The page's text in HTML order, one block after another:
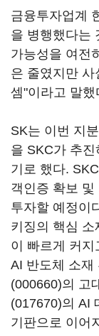
금융투자업계
을 병행했다는
가능성을 여전
은 줄였지만
셈"이라고 말했
SK는 이번 지
을 SKC가 추
기로 했다.
객인증 확보
투자할 예정이
키징의 핵심
이 빠르게 커지
AI 반도체 소재
(000660)의 고
(017670)의 AI
기판으로 이어